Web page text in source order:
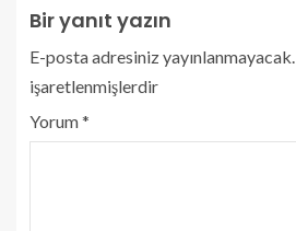
Bir yanıt yazın
E-posta adresiniz yayınlanmayacak.
işaretlenmişlerdir
Yorum*